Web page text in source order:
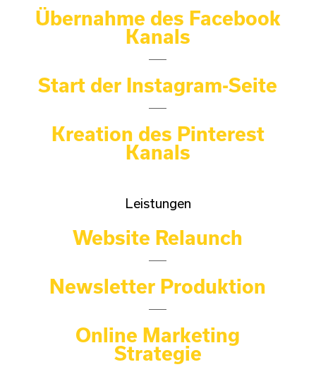
Übernahme des Facebook
Kanals
Start der Instagram-Seite
Kreation des Pinterest
Kanals
Leistungen
Website Relaunch
Newsletter Produktion
Online Marketing
Strategie